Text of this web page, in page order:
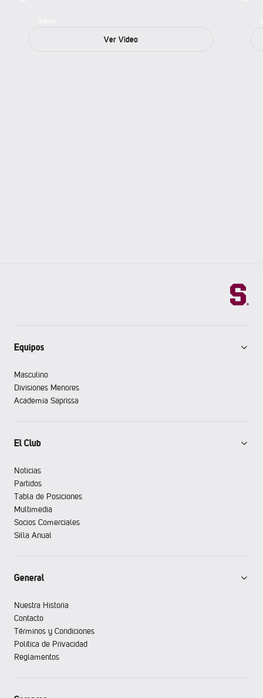
Ver Video
Equipos
Masculino
Divisiones Menores
Academia Saprissa
El Club
Noticias
Partidos
Tabla de Posiciones
Multimedia
Socios Comerciales
Silla Anual
General
Nuestra Historia
Contacto
Términos y Condiciones
Política de Privacidad
Reglamentos